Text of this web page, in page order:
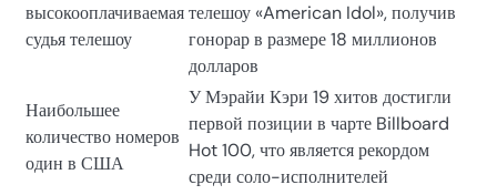
высокооплачиваемая
судья телешоу
телешоу «American Idol», получив
гонорар в размере 18 миллионов
долларов
Наибольшее
количество номеров
один в США
У Мэрайи Кэри 19 хитов достигли
первой позиции в чарте Billboard
Hot 100, что является рекордом
среди соло-исполнителей